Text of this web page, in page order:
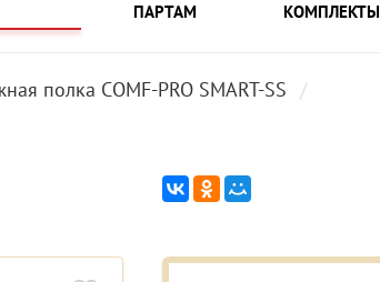
ПАРТАМ
КОМПЛЕКТЫ
полка COMF-PRO SMART-SS